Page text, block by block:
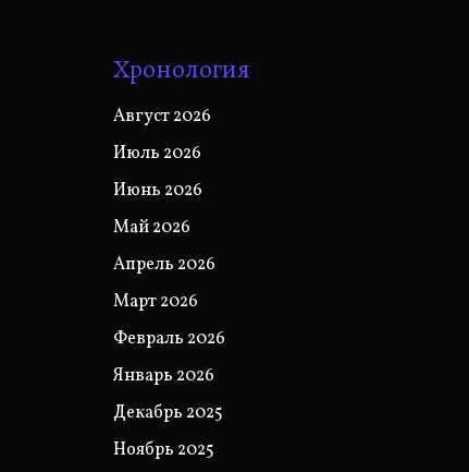
Хронология
Август 2026
Июль 2026
Июнь 2026
Май 2026
Апрель 2026
Март 2026
Февраль 2026
Январь 2026
Декабрь 2025
Ноябрь 2025